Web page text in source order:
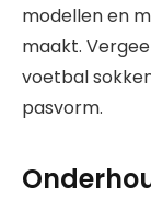
modellen en
maakt.
voetbal
pasvorm.